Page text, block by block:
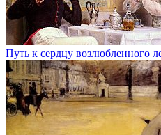
Путь к сердцу возлюбленного